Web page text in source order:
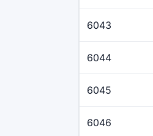
6043
6044
6045
6046